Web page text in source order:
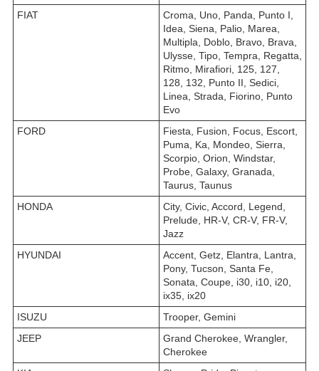
FIAT
Croma, Uno, Panda, Punto I,
Idea, Siena, Palio, Marea,
Multipla, Doblo, Bravo, Brava,
Ulysse, Tipo, Tempra, Regatta,
Ritmo, Mirafiori, 125, 127,
128, 132, Punto II, Sedici,
Linea, Strada, Fiorino, Punto
Evo
FORD
Fiesta, Fusion, Focus, Escort,
Puma, Ka, Mondeo, Sierra,
Scorpio, Orion, Windstar,
Probe, Galaxy, Granada,
Taurus, Taunus
HONDA
City, Civic, Accord, Legend,
Prelude, HR-V, CR-V, FR-V,
Jazz
HYUNDAI
Accent, Getz, Elantra, Lantra,
Pony, Tucson, Santa Fe,
Sonata, Coupe, i30, i10, i20,
ix35, ix20
ISUZU
Trooper, Gemini
JEEP
Grand Cherokee, Wrangler,
Cherokee